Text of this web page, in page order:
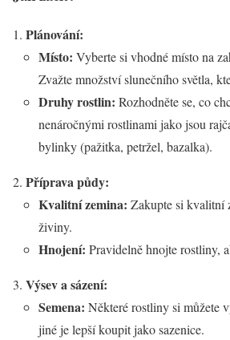
Plánování:
Místo: Vyberte si vhodné místo na
Zvažte množství slunečního světla,
Druhy rostlin: Rozhodněte se, co
nenáročnými rostlinami jako jsou
bylinky (pažitka, petržel, bazalka).
Příprava půdy:
Kvalitní zemina: Zakupte si kvalitní
živiny.
Hnojení: Pravidelně hnojte rostliny,
Výsev a sázení:
Semena: Některé rostliny si můžete
jiné je lepší koupit jako sazenice.